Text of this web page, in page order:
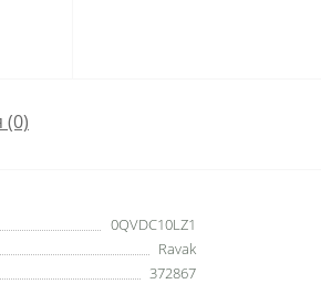
(0)
0QVDC10LZ1
Ravak
372867